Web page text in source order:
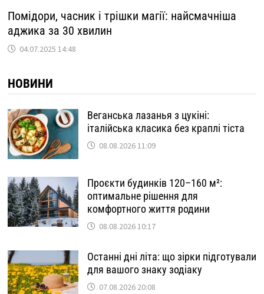
Помідори, часник і трішки магії: найсмачніша
аджика за 30 хвилин
04.07.2025 14:48
НОВИНИ
Веганська лазанья з цукіні:
італійська класика без краплі тіста
08.08.2026 11:09
Проєкти будинків 120–160 м²:
оптимальне рішення для
комфортного життя родини
08.08.2026 10:17
Останні дні літа: що зірки підготували
для вашого знаку зодіаку
07.08.2026 20:08